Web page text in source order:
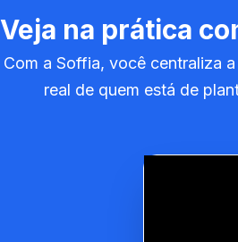
Veja na prática
Com a Soffia, você centraliza
real de quem está de